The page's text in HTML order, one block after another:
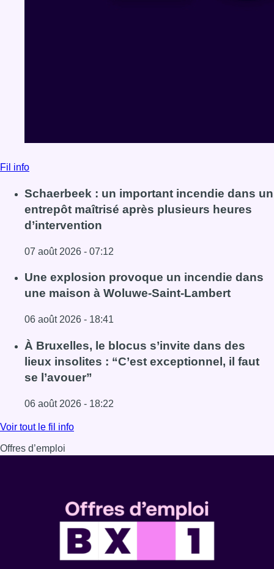
Fil info
Schaerbeek : un important incendie dans un
entrepôt maîtrisé après plusieurs heures
d’intervention
07 août 2026 - 07:12
Lire l'article Schaerbeek : un important incendie dans un
Une explosion provoque un incendie dans
une maison à Woluwe-Saint-Lambert
06 août 2026 - 18:41
Lire l'article Une explosion provoque un incendie dans
À Bruxelles, le blocus s’invite dans des
lieux insolites : “C’est exceptionnel, il faut
se l’avouer”
06 août 2026 - 18:22
Lire l'article À Bruxelles, le blocus s’invite dans des lieux
Voir tout le fil info
Offres d’emploi